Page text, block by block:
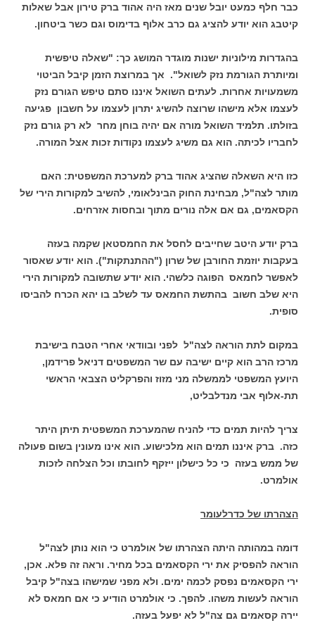
כבר חלף כמעט יובל שנים מאז היה אהוד ברק טירון אבל שאלות
קיטבג הוא יודע להציג גם כרב אלוף בדימוס וגם כשר ביטחון.
בהגדרות מילוניות ישנות מוגדר המושג כך: "שאלה טיפשית
ומיותרת הגורמת נזק לשואל". אך במרוצת הזמן קיבל הביטוי
משמעויות אחרות. לעתים השואל איננו סתם טיפש הגורם נזק
לעצמו אלא מישהו שרוצה להשיג יתרון לעצמו על חשבון פגיעה
בזולתו. תלמיד השואל מורה אם יהיה בוחן מחר לא רק גורם נזק
לחבריו לכיתה. הוא גם משיג לעצמו נקודות זכות אצל המורה.
כזו היא השאלה שהציג אהוד ברק למערכת המשפטית: האם
מותר לצה"ל, מבחינת החוק הבינלאומי, להשיב למקורות הירי של
הקסאמים, גם אם אלה נורים מתוך ובחסות אזרחים.
ברק יודע היטב שחייבים לחסל את החמסטאן שקמה בעזה
בעקבות יוזמת החורבן של שרון ("ההתנתקות"). הוא יודע שאסור
לאפשר לחמאס הפוגה כלשהי. הוא יודע שתשובה למקורות הירי
היא שלב חשוב בהתשת החמאס עד לשלב בו יהא הכרח להביסו
סופית.
במקום לתת הוראה לצה"ל לפני ובוודאי אחרי הטבח בישיבת
מרכז הרב הוא קיים ישיבה עם שר המשפטים דניאל פרידמן,
היועץ המשפטי לממשלה מני מזוז והפרקליט הצבאי הראשי
תת-אלוף אבי מנדלבליט,
צריך להיות תמים כדי להניח שהמערכת המשפטית תיתן היתר
כזה. ברק איננו תמים הוא מלכישוע. הוא אינו מעונין בשום פעולה
של ממש בעזה כי כל כישלון ייזקף לחובתו וכל הצלחה לזכות
אולמרט.
הצהרתו של כדרלעומר
דומה במהותה היתה הצהרתו של אולמרט כי הוא נותן לצה"ל
הוראה להפסיק את ירי הקסאמים בכל מחיר. וראה זה פלא. אכן,
ירי הקסאמים נפסק לכמה ימים. ולא מפני שמישהו בצה"ל קיבל
הוראה לעשות משהו. להפך. כי אולמרט הודיע כי אם חמאס לא
יירה קסאמים גם צה"ל לא יפעל בעזה.